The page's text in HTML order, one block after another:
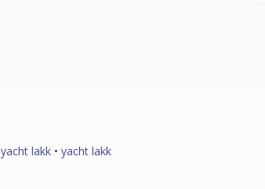
lakk • yacht lakk